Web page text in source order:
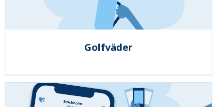
Golfväder